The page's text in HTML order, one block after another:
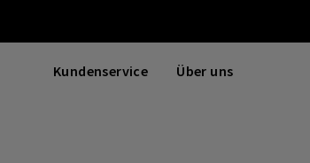
Kundenservice Über uns